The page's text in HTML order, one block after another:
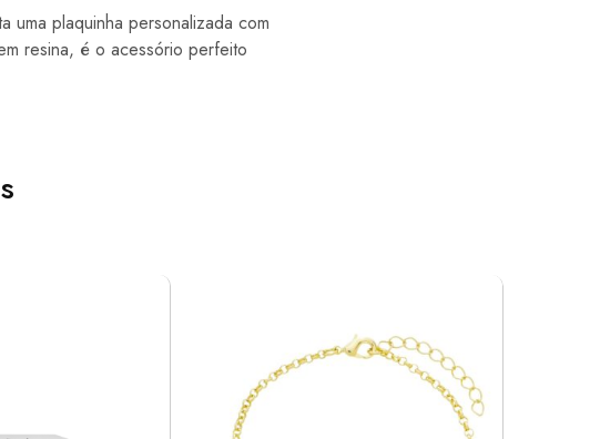
uma plaquinha personalizada com
resina, é o acessório perfeito